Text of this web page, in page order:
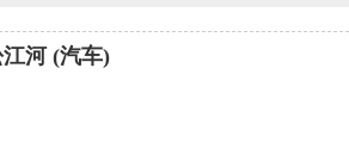
河 (汽车)